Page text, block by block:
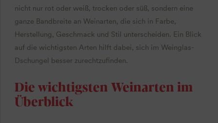
nicht nur rot oder weiß, trocken oder süß, sondern eine
ganze Bandbreite an Weinarten, die sich in Farbe,
Herstellung, Geschmack und Stil unterscheiden. Ein Blick
auf die wichtigsten Arten hilft dabei, sich im Weinglas-
Dschungel besser zurechtzufinden.
Die wichtigsten Weinarten im
Überblick